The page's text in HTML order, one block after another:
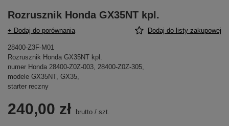
Rozrusznik Honda GX35NT kpl.
+ Dodaj do porównania Dodaj do listy zakupowej
28400-Z3F-M01
Rozrusznik Honda GX35NT kpl.
numer Honda 28400-Z0Z-003, 28400-Z0Z-305,
modele GX35NT, GX35,
starter reczny
240,00 zł brutto / szt.